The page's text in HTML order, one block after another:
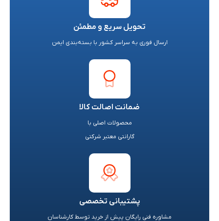
تحویل سریع و مطمئن
ارسال فوری به سراسر کشور با بسته‌بندی ایمن
ضمانت اصالت کالا
محصولات اصلی با
گارانتی معتبر شرکتی
پشتیبانی تخصصی
مشاوره فنی رایگان پیش از خرید توسط کارشناسان